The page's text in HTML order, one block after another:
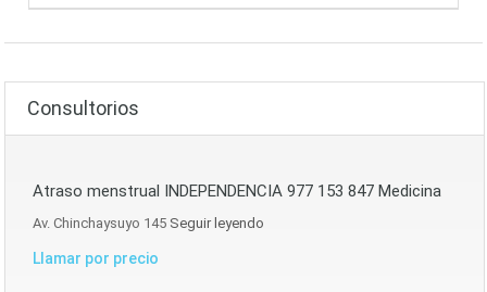
Consultorios
Atraso menstrual INDEPENDENCIA 977 153 847 Medicina
Av. Chinchaysuyo 145 Seguir leyendo
Llamar por precio